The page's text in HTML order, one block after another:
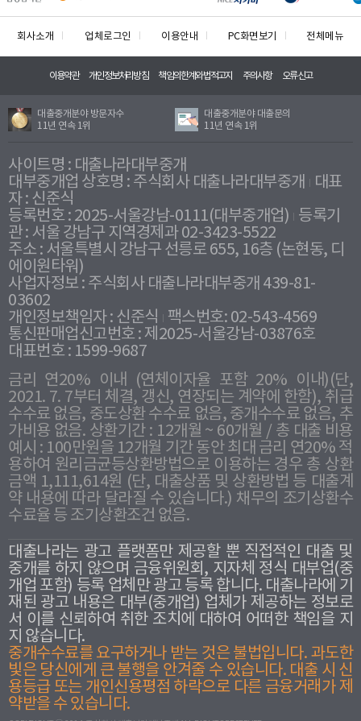
회사소개 업체로그인 이용안내 PC화면보기 전체메뉴
이용약관 개인정보처리방침 책임의한계와법적고지 주의사항 오류신고
대출중개분야 방문자수
11년 연속 1위
대출중개분야 대출문의
11년 연속 1위
사이트명 : 대출나라대부중개
대부중개업 상호명 : 주식회사 대출나라대부중개
대표
자 : 신준식
등록번호 : 2025-서울강남-0111(대부중개업) 등록기
관 : 서울 강남구 지역경제과 02-3423-5522
주소 : 서울특별시 강남구 선릉로 655, 16층 (논현동, 디
에이원타워)
사업자정보 : 주식회사 대출나라대부중개 439-81-
03602
개인정보책임자 : 신준식
팩스번호: 02-543-4569
통신판매업신고번호 : 제2025-서울강남-03876호
대표번호 : 1599-9687
금리 연20% 이내 (연체이자율 포함 20% 이내)(단,
2021. 7. 7부터 체결, 갱신, 연장되는 계약에 한함), 취급
수수료 없음, 중도상환 수수료 없음, 중개수수료 없음, 추
가비용 없음. 상환기간 : 12개월 ~ 60개월 / 총 대출 비용
예시 : 100만원을 12개월 기간 동안 최대 금리 연20% 적
용하여 원리금균등상환방법으로 이용하는 경우 총 상환
금액 1,111,614원 (단, 대출상품 및 상환방법 등 대출계
약 내용에 따라 달라질 수 있습니다.) 채무의 조기상환수
수료율 등 조기상환조건 없음.
대출나라는 광고 플랫폼만 제공할 뿐 직접적인 대출 및
중개를 하지 않으며 금융위원회, 지자체 정식 대부업(중
개업 포함) 등록 업체만 광고 등록 합니다. 대출나라에 기
재된 광고 내용은 대부(중개업) 업체가 제공하는 정보로
서 이를 신뢰하여 취한 조치에 대하여 어떠한 책임을 지
지 않습니다.
중개수수료를 요구하거나 받는 것은 불법입니다. 과도한
빛은 당신에게 큰 불행을 안겨줄 수 있습니다. 대출 시 신
용등급 또는 개인신용평점 하락으로 다른 금융거래가 제
약받을 수 있습니다.